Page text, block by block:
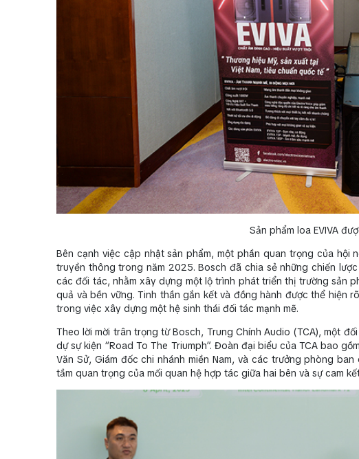
Sản phẩm loa EVIVA
Bên cạnh việc cập nhật sản phẩm, một phần quan trọng của hội
truyền thông trong năm 2025. Bosch đã chia sẻ những chiến
các đối tác, nhằm xây dựng một lộ trình phát triển thị trường sản
quả và bền vững. Tinh thần gắn kết và đồng hành được thể hiện
trong việc xây dựng một hệ sinh thái đối tác mạnh mẽ.
Theo lời mời trân trọng từ Bosch, Trung Chính Audio (TCA), một
dự sự kiện “Road To The Triumph”. Đoàn đại biểu của TCA bao
Văn Sử, Giám đốc chi nhánh miền Nam, và các trưởng phòng
tầm quan trọng của mối quan hệ hợp tác giữa hai bên và sự cam